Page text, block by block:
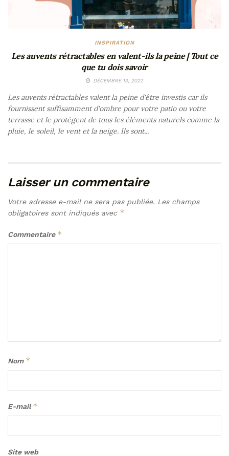
INSPIRATION
Les auvents rétractables en valent-ils la peine | Tout ce
que tu dois savoir
DÉCEMBRE 13, 2022
Les auvents rétractables valent la peine d'être investis car ils
fournissent suffisamment d'ombre pour votre patio ou votre
terrasse et le protègent de tous les éléments naturels comme la
pluie, le soleil, le vent et la neige. Ils sont...
Laisser un commentaire
Votre adresse e-mail ne sera pas publiée. Les champs
obligatoires sont indiqués avec *
Commentaire *
Nom *
E-mail*
Site web